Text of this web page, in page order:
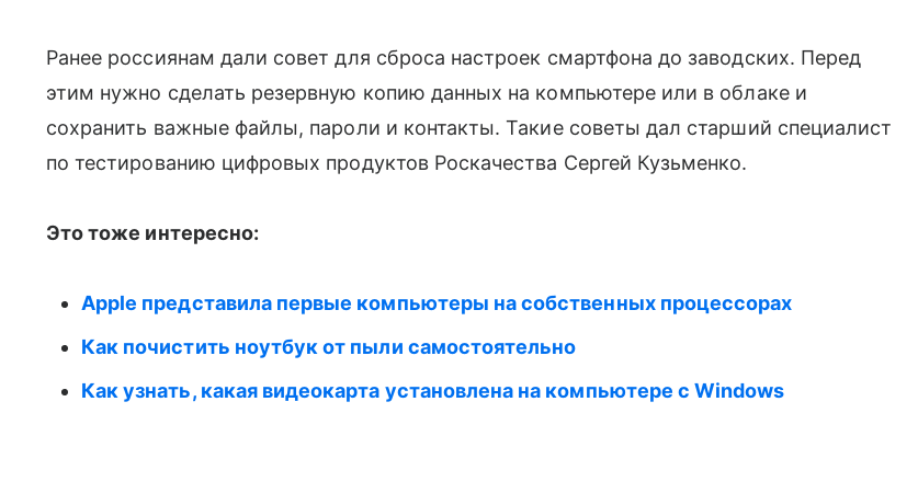
Ранее россиянам дали совет для сброса настроек смартфона до заводских. Перед
этим нужно сделать резервную копию данных на компьютере или в облаке и
сохранить важные файлы, пароли и контакты. Такие советы дал старший специалист
по тестированию цифровых продуктов Роскачества Сергей Кузьменко.
Это тоже интересно:
Apple представила первые компьютеры на собственных процессорах
Как почистить ноутбук от пыли самостоятельно
Как узнать, какая видеокарта установлена на компьютере с Windows